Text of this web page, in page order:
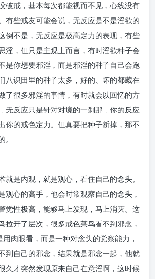
破戒，基本每次都能视而不见，心线没有
有些戒友可能会说，无反应是不是淫欲的
倒不是，无反应是极高定力的表现，有些
淫，但只是主观上而言，有时淫欲种子会
是你想要邪淫，而是邪淫的种子自己会跑
八识田里的种子太多，好的、坏的都藏在
了很多邪淫的事情，有时就会以回忆的方
无反应只是针对对境的一刹那，你的反应
你的戒色定力。但真要把种子断掉，那不
就是内观，就是观心，看住自己的念头。
观心的高手，他会时常观察自己的念头，
觉性极高，能够马上发现，马上消灭。这
拉开了层次，很多戒色菜鸟看不到邪念，
用肉眼看，而是一种对念头的觉察能力，
到自己的邪念，结果就是邪念一起，他就
久才突然发现原来自己在意淫啊，这时候